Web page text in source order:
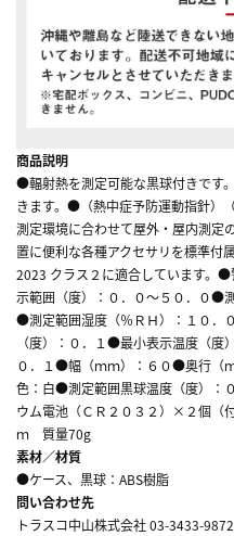
商品説明
●輻射熱を測定可能な黒球付きです
きます。●（熱中症予防運動指針）
測定環境に合わせて屋外・屋内測
置に便利な各種アクセサリを標準付
2023 クラス２に適合しています。
示範囲（度）：０．０～５０．０●
●測定範囲湿度（％ＲＨ）：１０．
（度）：０．１●最小表示温度（度
０．１●幅（ｍｍ）：６０●奥行（
色：白●測定範囲黒球温度（度）：
ウム電池（ＣＲ２０３２）×２個
ｍ 質量70g
素材／材質
●ケース、黒球：ABS樹脂
問い合わせ先
トラスコ中山株式会社 03-3433-